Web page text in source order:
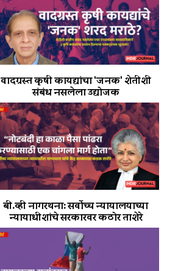
वादग्रस्त कृषी कायद्यांचा 'जनक' शेतीशी
संबंध नसलेला उद्योजक
बी.व्ही नागरथना: सर्वोच्च न्यायालयाच्या
न्यायाधीशांचे सरकारवर कठोर ताशेरे